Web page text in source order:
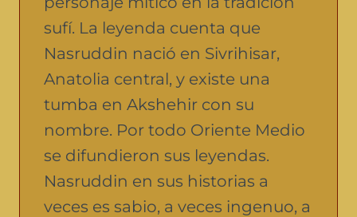
sufí. La leyenda cuenta que
Nasruddin nació en Sivrihisar,
Anatolia central, y existe una
tumba en Akshehir con su
nombre. Por todo Oriente Medio
se difundieron sus leyendas.
Nasruddin en sus historias a
veces es sabio, a veces ingenuo, a